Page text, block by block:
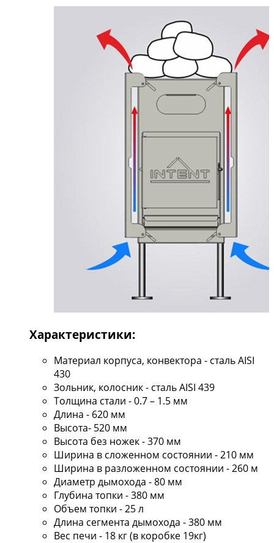
Характеристики:
Материал корпуса, конвектора - сталь AISI
430
Зольник, колосник - сталь AISI 439
Толщина стали - 0.7 – 1.5 мм
Длина - 620 мм
Высота- 520 мм
Высота без ножек - 370 мм
Ширина в сложенном состоянии - 210 мм
Ширина в разложенном состоянии - 260 м
Диаметр дымохода - 80 мм
Глубина топки - 380 мм
Объем топки - 25 л
Длина сегмента дымохода - 380 мм
Вес печи - 18 кг (в коробке 19кг)